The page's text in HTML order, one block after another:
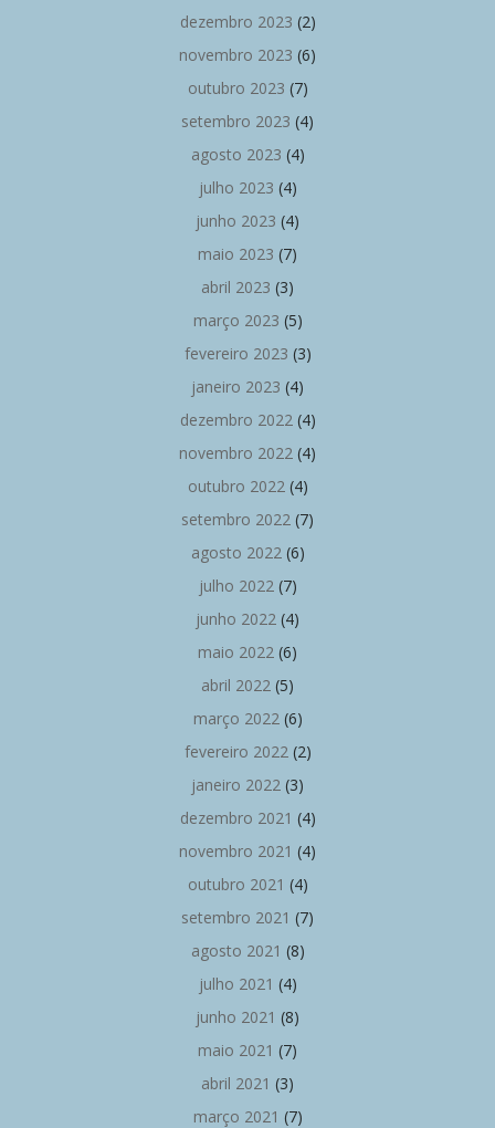
dezembro 2023 (2)
novembro 2023 (6)
outubro 2023 (7)
setembro 2023 (4)
agosto 2023 (4)
julho 2023 (4)
junho 2023 (4)
maio 2023 (7)
abril 2023 (3)
março 2023 (5)
fevereiro 2023 (3)
janeiro 2023 (4)
dezembro 2022(4)
novembro 2022 (4)
outubro 2022(4)
setembro 2022 (7)
agosto 2022(6)
julho 2022(7)
junho 2022 (4)
maio 2022 (6)
abril 2022 (5)
março 2022(6)
fevereiro 2022(2)
janeiro 2022 (3)
dezembro 2021 (4)
novembro 2021 (4)
outubro 2021 (4)
setembro 2021 (7)
agosto 2021 (8)
julho 2021 (4)
junho 2021 (8)
maio 2021 (7)
abril 2021 (3)
março 2021 (7)